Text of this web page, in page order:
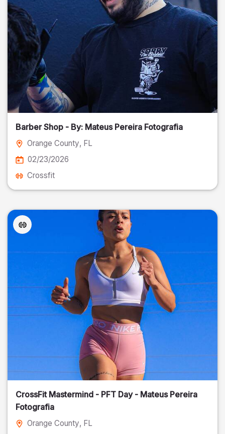
Barber Shop - By: Mateus Pereira Fotografia
Orange County, FL
02/23/2026
Crossfit
CrossFit Mastermind - PFT Day - Mateus Pereira
Fotografia
Orange County, FL